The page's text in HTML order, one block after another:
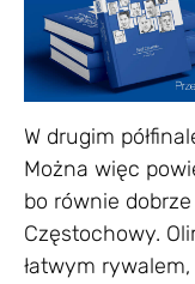
W drugim
Można więc
bo równie
Częstochowy.
łatwym